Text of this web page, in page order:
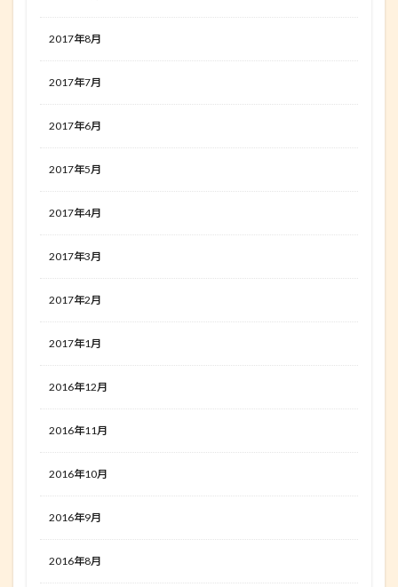
2017年8月
2017年7月
2017年6月
2017年5月
2017年4月
2017年3月
2017年2月
2017年1月
2016年12月
2016年11月
2016年10月
2016年9月
2016年8月